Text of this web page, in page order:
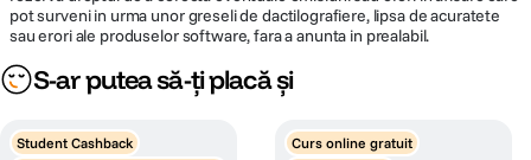
pot surveni in urma unor greseli de dactilografiere, lipsa de acuratete
sau erori ale produselor software, fara a anunta in prealabil.
S-ar putea să-ți placă și
Student Cashback
Curs online gratuit